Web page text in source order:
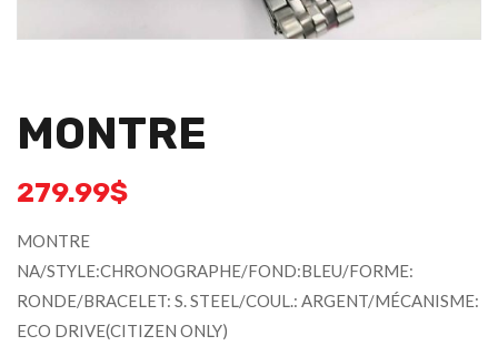
MONTRE
279.99$
MONTRE
NA/STYLE:CHRONOGRAPHE/FOND:BLEU/FORME:
RONDE/BRACELET: S. STEEL/COUL.: ARGENT/MÉCANISME:
ECO DRIVE(CITIZEN ONLY)